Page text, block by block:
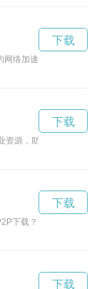
络加速工具，能够有
下载
资源，助力创业者实现
下载
下载？试试XFCC旋风
下载
下载